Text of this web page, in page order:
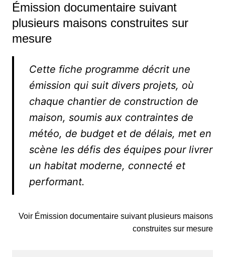
Émission documentaire suivant
plusieurs maisons construites sur
mesure
Cette fiche programme décrit une
émission qui suit divers projets, où
chaque chantier de construction de
maison, soumis aux contraintes de
météo, de budget et de délais, met en
scène les défis des équipes pour livrer
un habitat moderne, connecté et
performant.
Voir Émission documentaire suivant plusieurs maisons
construites sur mesure